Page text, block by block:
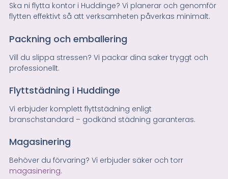
Ska ni flytta kontor i Huddinge? Vi planerar och genomför
flytten effektivt så att verksamheten påverkas minimalt.
Packning och emballering
Vill du slippa stressen? Vi packar dina saker tryggt och
professionellt.
Flyttstädning i Huddinge
Vi erbjuder komplett flyttstädning enligt
branschstandard – godkänd städning garanteras.
Magasinering
Behöver du förvaring? Vi erbjuder säker och torr
magasinering.